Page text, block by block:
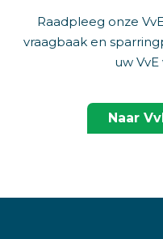
Raadpleeg onze
vraagbaak en
uw
Naar